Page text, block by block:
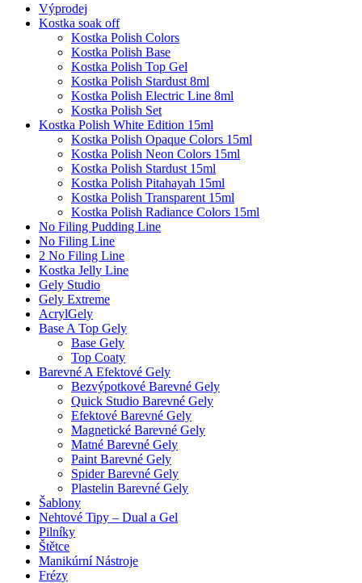
Výprodej
Kostka soak off
Kostka Polish Colors
Kostka Polish Base
Kostka Polish Top Gel
Kostka Polish Stardust 8ml
Kostka Polish Electric Line 8ml
Kostka Polish Set
Kostka Polish White Edition 15ml
Kostka Polish Opaque Colors 15ml
Kostka Polish Neon Colors 15ml
Kostka Polish Stardust 15ml
Kostka Polish Pitahayah 15ml
Kostka Polish Transparent 15ml
Kostka Polish Radiance Colors 15ml
No Filing Pudding Line
No Filing Line
2 No Filing Line
Kostka Jelly Line
Gely Studio
Gely Extreme
AcrylGely
Base A Top Gely
Base Gely
Top Coaty
Barevné A Efektové Gely
Bezvýpotkové Barevné Gely
Quick Studio Barevné Gely
Efektové Barevné Gely
Magnetické Barevné Gely
Matné Barevné Gely
Paint Barevné Gely
Spider Barevné Gely
Plastelin Barevné Gely
Šablony
Nehtové Tipy – Dual a Gel
Pilníky
Štětce
Manikúrní Nástroje
Frézy